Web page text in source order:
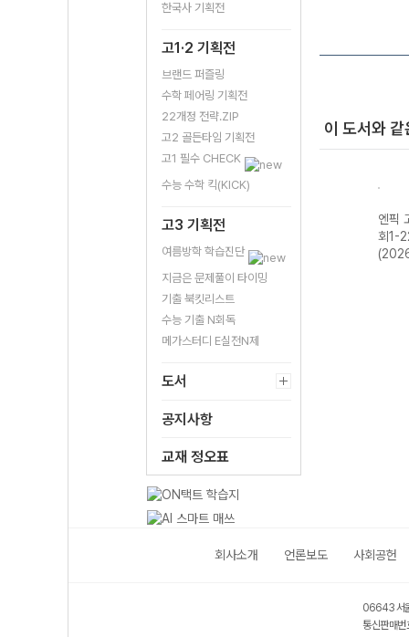
한국사 기획전
고1·2 기획전
브랜드 퍼즐링
수학 페어링 기획전
22개정 전략.ZIP
고2 골든타임 기획전
고1 필수 CHECK
수능 수학 킥(KICK)
고3 기획전
여름방학 학습진단
지금은 문제풀이 타이밍
기출 북킷리스트
수능 기출 N회독
메가스터디 E실전N제
도서
공지사항
교재 정오표
이 도서와
엔픽 고등 통합과
학1-22개정
(2026년용)
(2026년용)
엔픽
회1-
회사소개 언론보도 사회공헌
06643 서
통신판매